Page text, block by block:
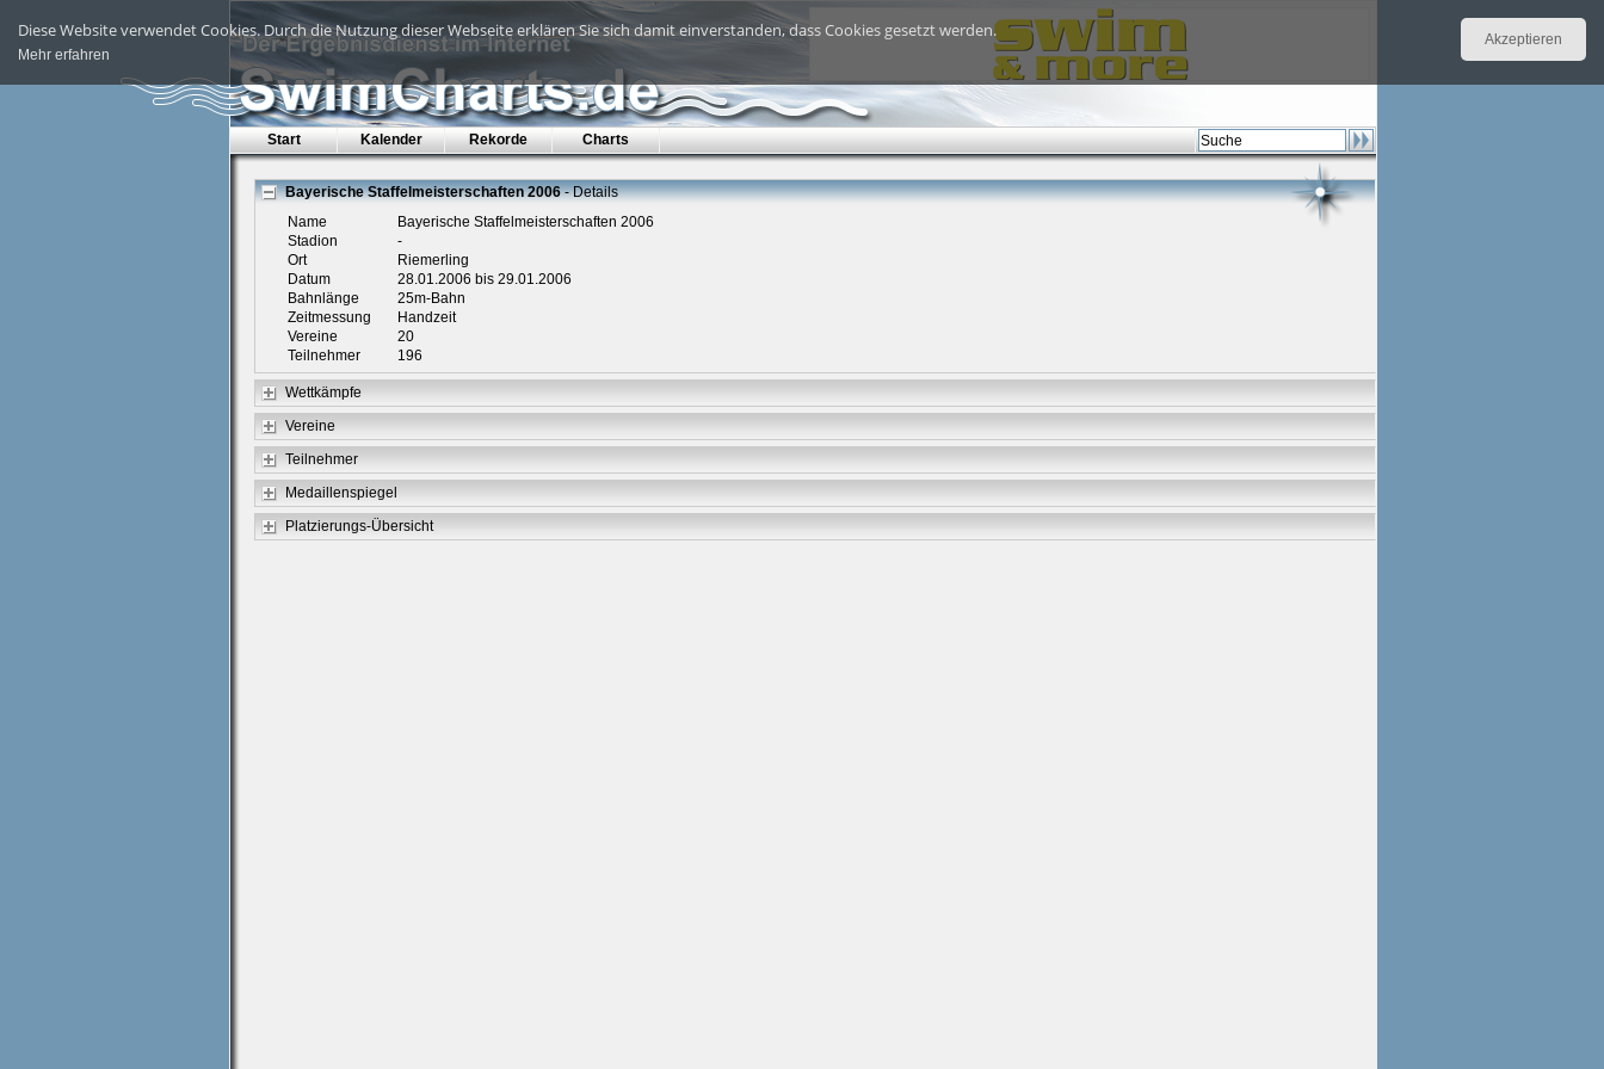
Akzeptieren
Diese Website verwendet Cookies. Durch die Nutzung dieser Webseite erklären Sie sich damit einverstanden, dass Cookies gesetzt werden.
Mehr erfahren
Start Kalender Rekorde Charts
Bayerische Staffelmeisterschaften 2006- Details
Name
Bayerische Staffelmeisterschaften 2006
Stadion
-
Ort
Riemerling
Datum
28.01.2006 bis 29.01.2006
Bahnlänge
25m-Bahn
Zeitmessung
Handzeit
Vereine
20
Teilnehmer
196
Wettkämpfe
Vereine
Teilnehmer
Medaillenspiegel
Platzierungs-Übersicht